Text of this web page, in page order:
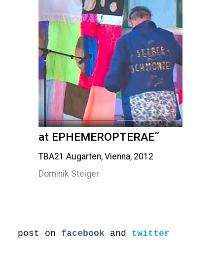
at EPHEMEROPTERAE˜
TBA21 Augarten, Vienna, 2012
Dominik Steiger
post on facebook and twitter